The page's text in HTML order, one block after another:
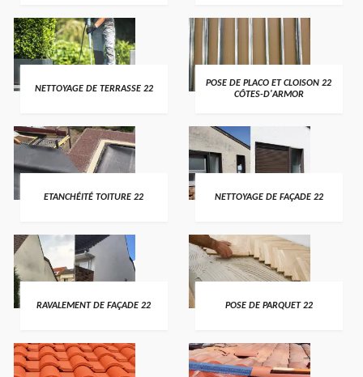
NETTOYAGE DE TERRASSE 22
POSE DE PLACO ET CLOISON 22
CÔTES-D'ARMOR
ETANCHÉITÉ TOITURE 22 NETTOYAGE DE FAÇADE 22
RAVALEMENT DE FAÇADE 22 POSE DE PARQUET 22